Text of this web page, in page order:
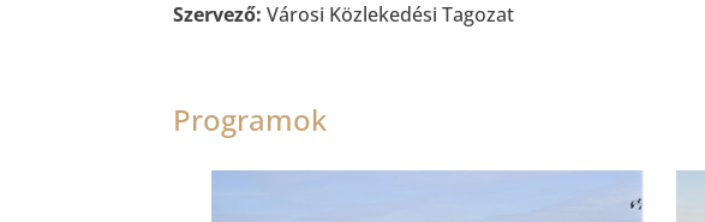
Szervező: Városi Közlekedési Tagozat
Programok